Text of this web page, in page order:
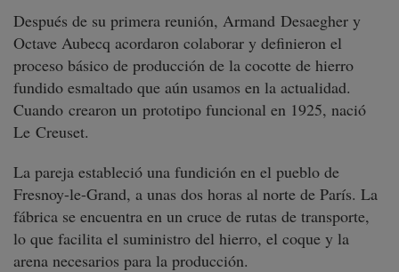
Después de su primera reunión, Armand Desaegher y
Octave Aubecq acordaron colaborar y definieron el
proceso básico de producción de la cocotte de hierro
fundido esmaltado que aún usamos en la actualidad.
Cuando crearon un prototipo funcional en 1925, nació
Le Creuset.
La pareja estableció una fundición en el pueblo de
Fresnoy-le-Grand, a unas dos horas al norte de París. La
fábrica se encuentra en un cruce de rutas de transporte,
lo que facilita el suministro del hierro, el coque y la
arena necesarios para la producción.